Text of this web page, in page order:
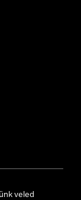
veled